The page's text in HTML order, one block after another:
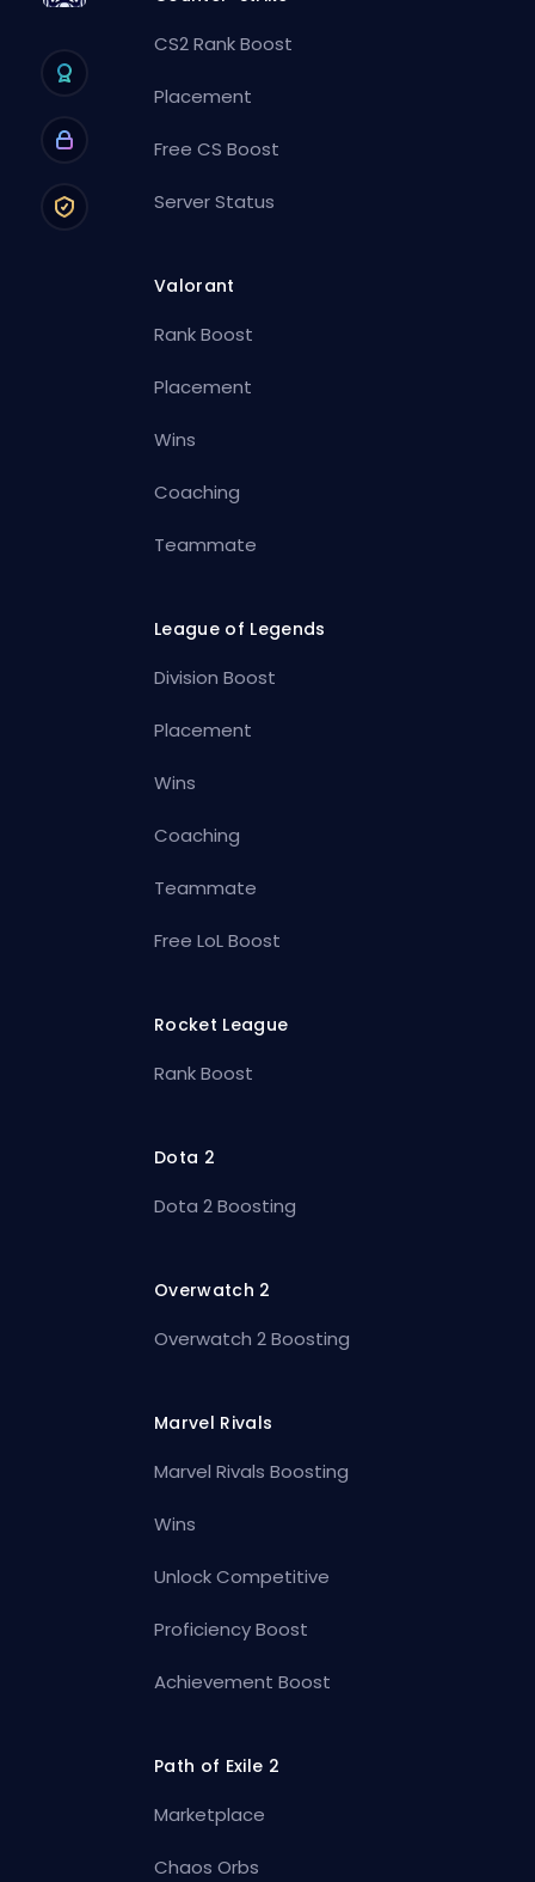
CS2 Rank Boost
Placement
Free CS Boost
Server Status
Valorant
Rank Boost
Placement
Wins
Coaching
Teammate
League of Legends
Division Boost
Placement
Wins
Coaching
Teammate
Free LoL Boost
Rocket League
Rank Boost
Dota 2
Dota 2 Boosting
Overwatch 2
Overwatch 2 Boosting
Marvel Rivals
Marvel Rivals Boosting
Wins
Unlock Competitive
Proficiency Boost
Achievement Boost
Path of Exile 2
Marketplace
Chaos Orbs